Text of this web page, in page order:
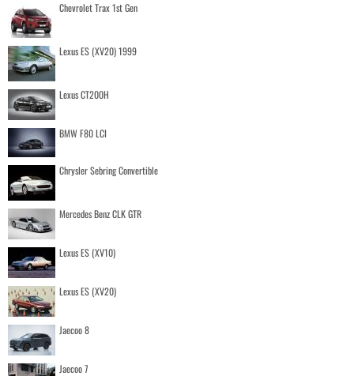
Chevrolet Trax 1st Gen
Lexus ES (XV20) 1999
Lexus CT200H
BMW F80 LCI
Chrysler Sebring Convertible
Mercedes Benz CLK GTR
Lexus ES (XV10)
Lexus ES (XV20)
Jaecoo 8
Jaecoo 7